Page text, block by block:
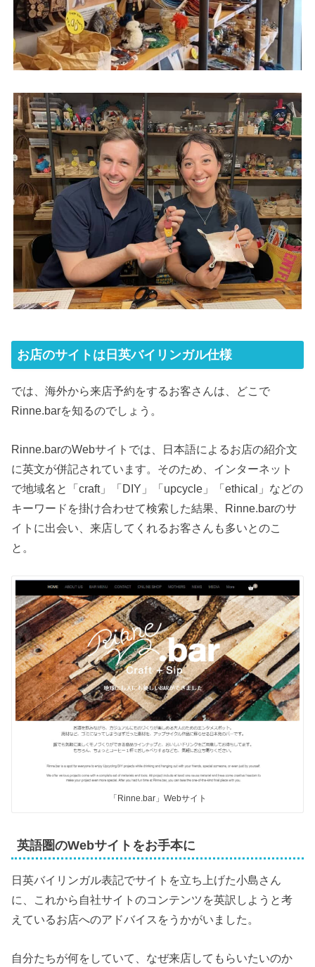
お店のサイトは日英バイリンガル仕様
では、海外から来店予約をするお客さんは、どこで
Rinne.barを知るのでしょう。
Rinne.barのWebサイトでは、日本語によるお店の紹介文
に英文が併記されています。そのため、インターネット
で地域名と「craft」「DIY」「upcycle」「ethical」などの
キーワードを掛け合わせて検索した結果、Rinne.barのサ
イトに出会い、来店してくれるお客さんも多いとのこ
と。
「Rinne.bar」Webサイト
英語圏のWebサイトをお手本に
日英バイリンガル表記でサイトを立ち上げた小島さん
に、これから自社サイトのコンテンツを英訳しようと考
えているお店へのアドバイスをうかがいました。
自分たちが何をしていて、なぜ来店してもらいたいのか